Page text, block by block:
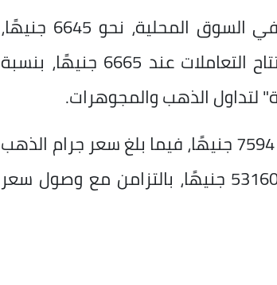
وسجل سعر جرام الذهب عيار 21، الأكثر تداولًا في السوق المحلية، نحو 6645 جنيهًا،
منخفضًا بقيمة 20 جنيهًا مقارنة بمستويات افتتاح التعاملات عند 6665 جنيهًا، بنسبة
وأظهرت البيانات تسجيل جرام الذهب عيار 24 نحو 7594 جنيهًا، فيما بلغ سعر جرام الذهب
عيار 18 نحو 5696 جنيهًا، وسجل الجنيه الذهب 53160 جنيهًا، بالتزامن مع وصول سعر